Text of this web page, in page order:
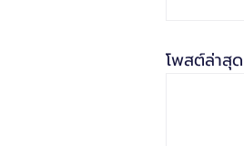
โพสต์ล่าสุด